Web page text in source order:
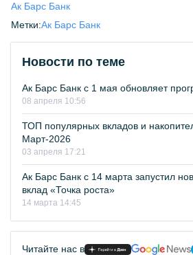
Ак Барс Банк
Метки:Ак Барс Банк
Новости по теме
Ак Барс Банк с 1 мая обновляет
08 апреля 10:56
ТОП популярных вкладов и
Март-2026
03 апреля 17:21
Ак Барс Банк с 14 марта запустил
вклад «Точка роста»
14 марта 14:45
Читайте нас в